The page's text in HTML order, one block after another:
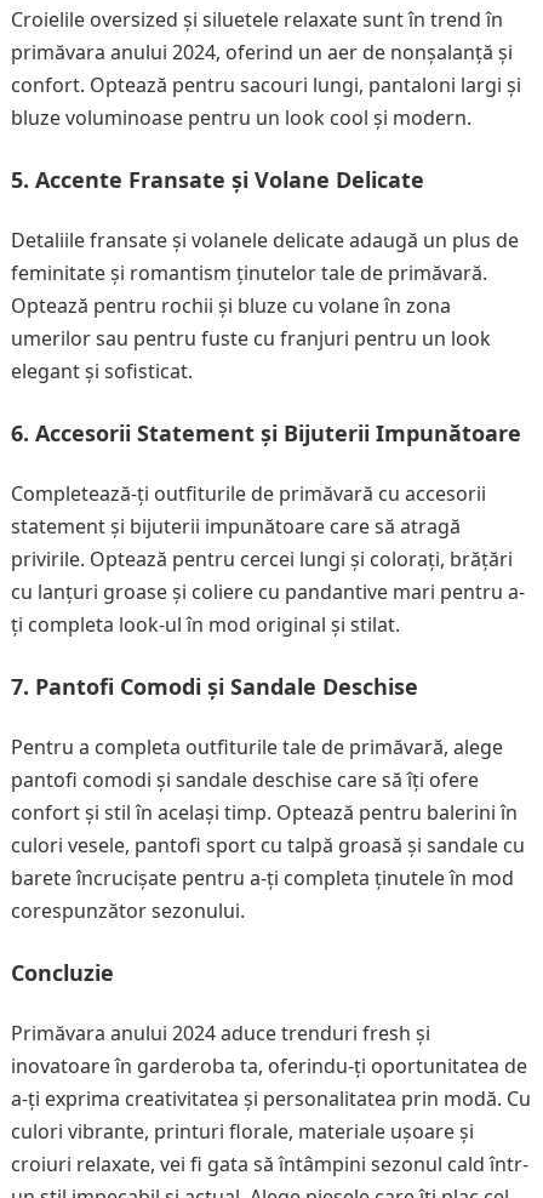
Croielile oversized și siluetele relaxate sunt în trend în
primăvara anului 2024, oferind un aer de nonșalanță și
confort. Optează pentru sacouri lungi, pantaloni largi și
bluze voluminoase pentru un look cool și modern.
5. Accente Fransate și Volane Delicate
Detaliile fransate și volanele delicate adaugă un plus de
feminitate și romantism ținutelor tale de primăvară.
Optează pentru rochii și bluze cu volane în zona
umerilor sau pentru fuste cu franjuri pentru un look
elegant și sofisticat.
6. Accesorii Statement și Bijuterii Impunătoare
Completează-ți outfiturile de primăvară cu accesorii
statement și bijuterii impunătoare care să atragă
privirile. Optează pentru cercei lungi și colorați, brățări
cu lanțuri groase și coliere cu pandantive mari pentru a-
ți completa look-ul în mod original și stilat.
7. Pantofi Comodi și Sandale Deschise
Pentru a completa outfiturile tale de primăvară, alege
pantofi comodi și sandale deschise care să îți ofere
confort și stil în același timp. Optează pentru balerini în
culori vesele, pantofi sport cu talpă groasă și sandale cu
barete încrucișate pentru a-ți completa ținutele în mod
corespunzător sezonului.
Concluzie
Primăvara anului 2024 aduce trenduri fresh și
inovatoare în garderoba ta, oferindu-ți oportunitatea de
a-ți exprima creativitatea și personalitatea prin modă. Cu
culori vibrante, printuri florale, materiale ușoare și
croiuri relaxate, vei fi gata să întâmpini sezonul cald într-